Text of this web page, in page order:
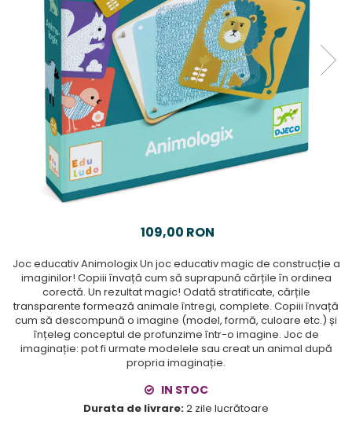
109,00 RON
Joc educativ Animologix Un joc educativ magic de construcție a
imaginilor! Copiii învață cum să suprapună cărțile în ordinea
corectă. Un rezultat magic! Odată stratificate, cărțile
transparente formează animale întregi, complete. Copiii învață
cum să descompună o imagine (model, formă, culoare etc.) și
înțeleg conceptul de profunzime într-o imagine. Joc de
imaginație: pot fi urmate modelele sau creat un animal după
propria imaginație.
IN STOC
Durata de livrare:2 zile lucrătoare